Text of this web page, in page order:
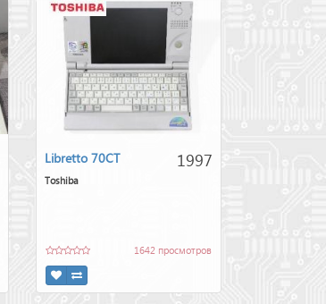
1997
Libretto 70CT
Toshiba
1642 просмотров